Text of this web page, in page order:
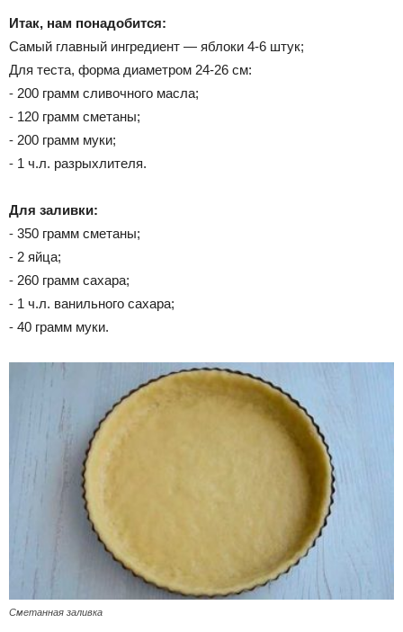
Итак, нам понадобится:
Самый главный ингредиент — яблоки 4-6 штук;
Для теста, форма диаметром 24-26 см:
⁃ 200 грамм сливочного масла;
⁃ 120 грамм сметаны;
⁃ 200 грамм муки;
⁃ 1 ч.л. разрыхлителя.
Для заливки:
⁃ 350 грамм сметаны;
⁃ 2 яйца;
⁃ 260 грамм сахара;
⁃ 1 ч.л. ванильного сахара;
⁃ 40 грамм муки.
Сметанная заливка